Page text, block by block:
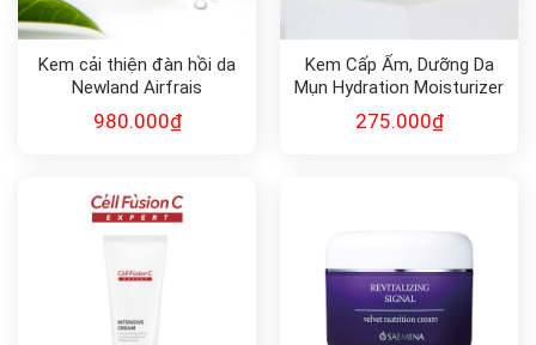
Kem cải thiện đàn hồi da
Newland Airfrais
980.000₫
Kem Cấp Ẩm, Dưỡng Da
Mụn Hydration Moisturizer
Cream Wonmom (50g)
275.000₫